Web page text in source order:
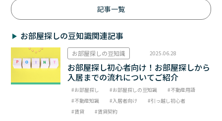
記事一覧
お部屋探しの豆知識関連記事
お部屋探しの豆知識 2025.06.28
お部屋探し初心者向け！お部屋探しから
入居までの流れについてご紹介
お部屋探し お部屋探しの豆知識
不動産用語
不動産知識
入居者向け
引っ越し初心者
賃貸
賃貸契約